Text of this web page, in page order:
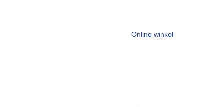
Online winkel